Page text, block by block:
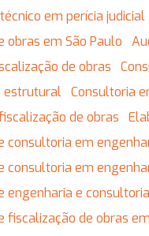
técnico em perícia judicial
obras em São Paulo
de obras
estrutural
Consultoria
de obras
consultoria em
consultoria em
engenharia e
fiscalização de obras